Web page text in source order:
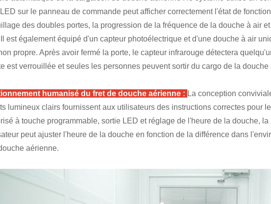
sur le panneau de commande peut afficher correctement l'état de
des doubles portes, la progression de la fréquence de la douche à air
est également équipé d'un capteur photoélectrique et d'une douche à air
propre. Après avoir fermé la porte, le capteur infrarouge détectera
est verrouillée et seules les personnes peuvent sortir du cargo de la douche
humanisé du fret de douche aérienne : La conception
lumineux clairs fournissent aux utilisateurs des instructions correctes pour
à touche programmable, sortie LED et réglage de l'heure de la douche,
peut ajuster l'heure de la douche en fonction de la différence dans
aérienne.